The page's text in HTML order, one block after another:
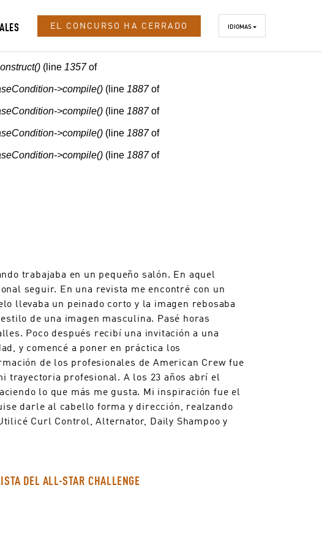
EL CONCURSO HA CERRADO IDIOMAS
(line 1357of
>compile() (line 1887of
>compile() (line 1887of
>compile() (line 1887of
>compile() (line 1887of
trabajaba en un pequeño salón. En aquel
seguir. En una revista me encontré con un
llevaba un peinado corto y la imagen rebosaba
de una imagen masculina. Pasé horas
Poco después recibí una invitación a una
y comencé a poner en práctica los
de los profesionales de American Crew fue
trayectoria profesional. A los 23 años abrí el
lo que más me gusta. Mi inspiración fue el
darle al cabello forma y dirección, realzando
Curl Control, Alternator, Daily Shampoo y
DEL ALL-STAR CHALLENGE